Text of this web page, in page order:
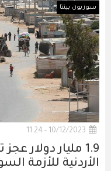
سوريون بيننا
10/12/2023 - 11:24
1.9 مليار دولار
الأردنية للأزمة